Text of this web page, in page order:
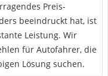
Preis-
beeindruckt hat, ist
Leistung. Wir
für Autofahrer, die
Lösung suchen.